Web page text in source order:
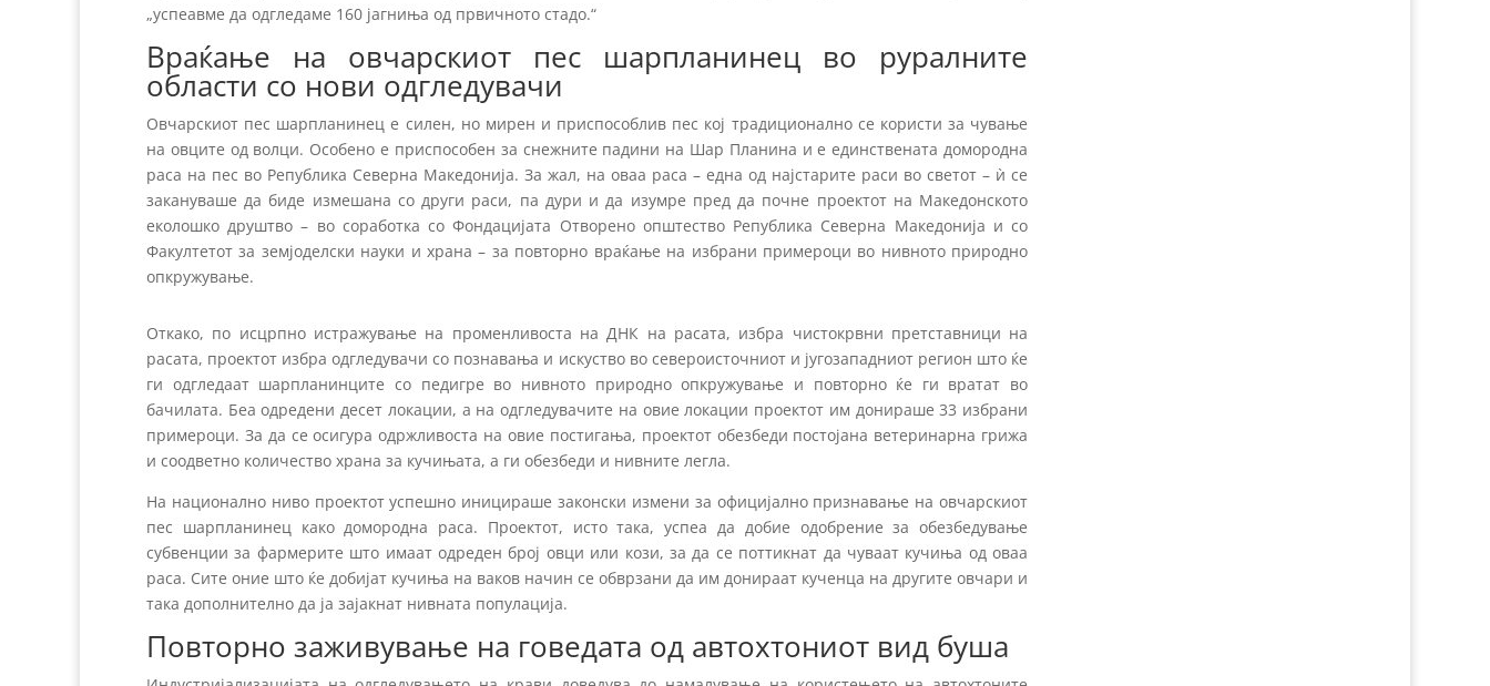
„успеавме да одгледаме 160 јагниња од првичното стадо.“
Враќање на овчарскиот пес шарпланинец во руралните
области со нови одгледувачи
Овчарскиот пес шарпланинец е силен, но мирен и приспособлив пес кој традиционално се користи за чување
на овците од волци. Особено е приспособен за снежните падини на Шар Планина и е единствената домородна
раса на пес во Република Северна Македонија. За жал, на оваа раса – една од најстарите раси во светот – ѝ се
закануваше да биде измешана со други раси, па дури и да изумре пред да почне проектот на Македонското
еколошко друштво – во соработка со Фондацијата Отворено општество Република Северна Македонија и со
Факултетот за земјоделски науки и храна – за повторно враќање на избрани примероци во нивното природно
опкружување.
Откако, по исцрпно истражување на променливоста на ДНК на расата, избра чистокрвни претставници на
расата, проектот избра одгледувачи со познавања и искуство во североисточниот и југозападниот регион што ќе
ги одгледаат шарпланинците со педигре во нивното природно опкружување и повторно ќе ги вратат во
бачилата. Беа одредени десет локации, а на одгледувачите на овие локации проектот им донираше 33 избрани
примероци. За да се осигура одржливоста на овие постигања, проектот обезбеди постојана ветеринарна грижа
и соодветно количество храна за кучињата, а ги обезбеди и нивните легла.
На национално ниво проектот успешно иницираше законски измени за официјално признавање на овчарскиот
пес шарпланинец како домородна раса. Проектот, исто така, успеа да добие одобрение за обезбедување
субвенции за фармерите што имаат одреден број овци или кози, за да се поттикнат да чуваат кучиња од оваа
раса. Сите оние што ќе добијат кучиња на ваков начин се обврзани да им донираат кученца на другите овчари и
така дополнително да ја зајакнат нивната популација.
Повторно заживување на говедата од автохтониот вид буша